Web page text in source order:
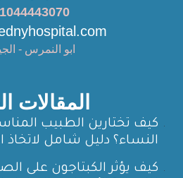
ابو النمرس -
المقالات
كيف تختارين الطبيب
النساء؟ دليل شامل لاتخاذ
كيف يؤثر الكبتاجون على